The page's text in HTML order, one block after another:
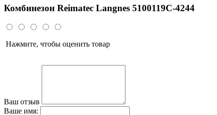
Комбинезон Reimatec Langnes 5100119C-4244
Нажмите, чтобы оценить товар
Ваш отзыв
Ваше имя: